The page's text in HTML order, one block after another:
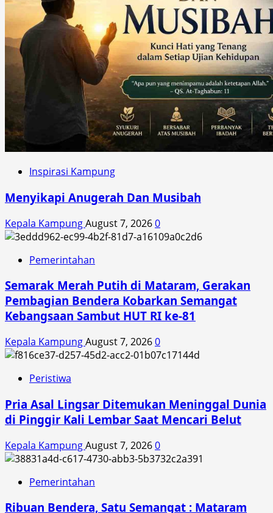
Inspirasi Kampung
Menyikapi Anugerah Dan Musibah
Kepala KampungAugust 7, 20260
Pemerintahan
Semarak Merah Putih di Mataram, Gerakan
Pembagian Bendera Kobarkan Semangat
Kebangsaan Sambut HUT RI ke-81
Kepala KampungAugust 7, 20260
Peristiwa
Pria Asal Lingsar Ditemukan Meninggal Dunia
di Pinggir Kali Lembar Saat Mencari Belut
Kepala KampungAugust 7, 20260
Pemerintahan
Ribuan Bendera, Satu Semangat : Mataram